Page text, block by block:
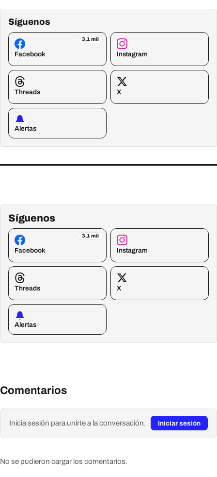
Síguenos
3,1 mil
Facebook Instagram
Threads X
Alertas
Síguenos
3,1 mil
Facebook Instagram
Threads X
Alertas
Comentarios
Inicia sesión para unirte a la conversación. Iniciar sesión
No se pudieron cargar los comentarios.